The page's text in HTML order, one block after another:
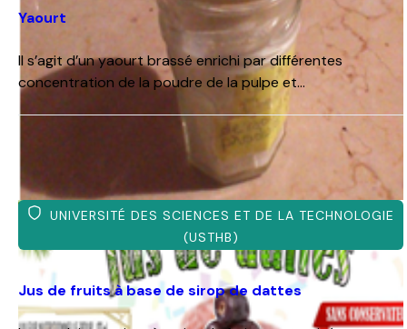
concentration de la poudre de la pulpe et...
UNIVERSITÉ DES SCIENCES ET DE LA
TECHNOLOGIE (USTHB)
Jus de fruits à base de sirop de
dattes
Le produit consiste à un jus de fruits pasteurisé et